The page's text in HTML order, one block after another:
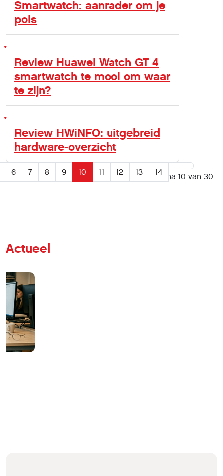
Smartwatch: aanrader om je
pols
Review Huawei Watch GT 4
smartwatch te mooi om waar
te zijn?
Review HWiNFO: uitgebreid
hardware-overzicht
Pagina 10 van 30
6 7 8 9 10 11 12 13 14
Actueel